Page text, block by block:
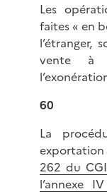
Les
faites « en
l’étranger,
vente à
60
La
exportation
262 du CGI
l’annexe